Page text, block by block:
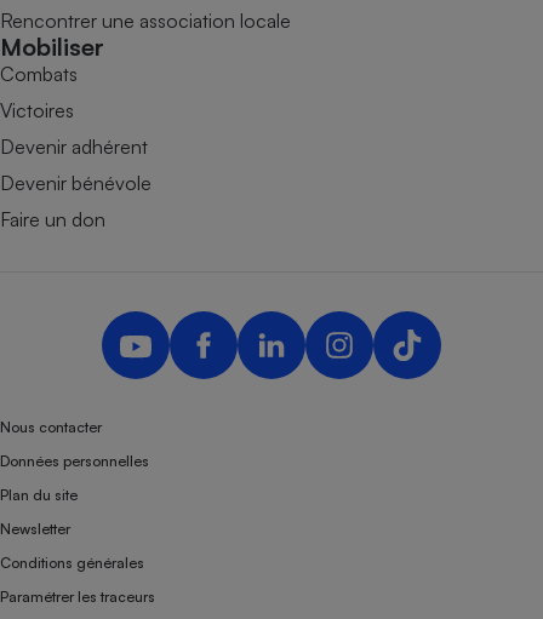
Rencontrer une association locale
Mobiliser
Combats
Victoires
Devenir adhérent
Devenir bénévole
Faire un don
Nous contacter
Données personnelles
Plan du site
Newsletter
Conditions générales
Paramétrer les traceurs